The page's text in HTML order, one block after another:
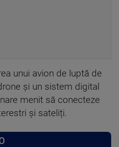
unui avion de luptă de
și un sistem digital
menit să conecteze
și sateliți.